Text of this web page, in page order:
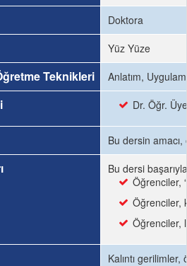
Doktora
Yüz Yüze
Teknikleri Anlatım,
Dr. Öğr.
Bu dersin amacı,
Bu dersi
Öğrenciler,
Öğrenciler,
Öğrenciler,
Kalıntı